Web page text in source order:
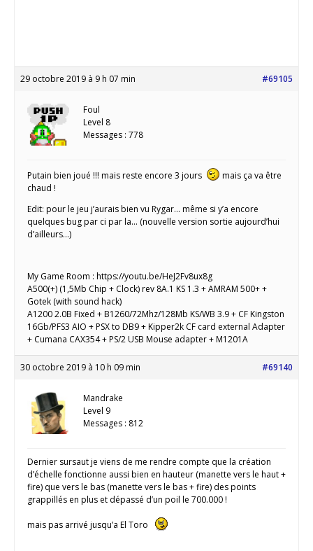
29 octobre 2019 à 9 h 07 min #69105
Foul
Level 8
Messages : 778
Putain bien joué !!! mais reste encore 3 jours
mais ça va être
chaud !
Edit: pour le jeu j’aurais bien vu Rygar… même si y’a encore
quelques bug par ci par la… (nouvelle version sortie aujourd’hui
d’ailleurs…)
My Game Room : https://youtu.be/HeJ2Fv8ux8g
A500(+) (1,5Mb Chip + Clock) rev 8A.1 KS 1.3 + AMRAM 500+ +
Gotek (with sound hack)
A1200 2.0B Fixed + B1260/72Mhz/128Mb KS/WB 3.9 + CF Kingston
16Gb/PFS3 AIO + PSX to DB9 + Kipper2k CF card external Adapter
+ Cumana CAX354 + PS/2 USB Mouse adapter + M1201A
30 octobre 2019 à 10 h 09 min #69140
Mandrake
Level 9
Messages : 812
Dernier sursaut je viens de me rendre compte que la création
d’échelle fonctionne aussi bien en hauteur (manette vers le haut +
fire) que vers le bas (manette vers le bas + fire) des points
grappillés en plus et dépassé d’un poil le 700.000 !
mais pas arrivé jusqu’a El Toro